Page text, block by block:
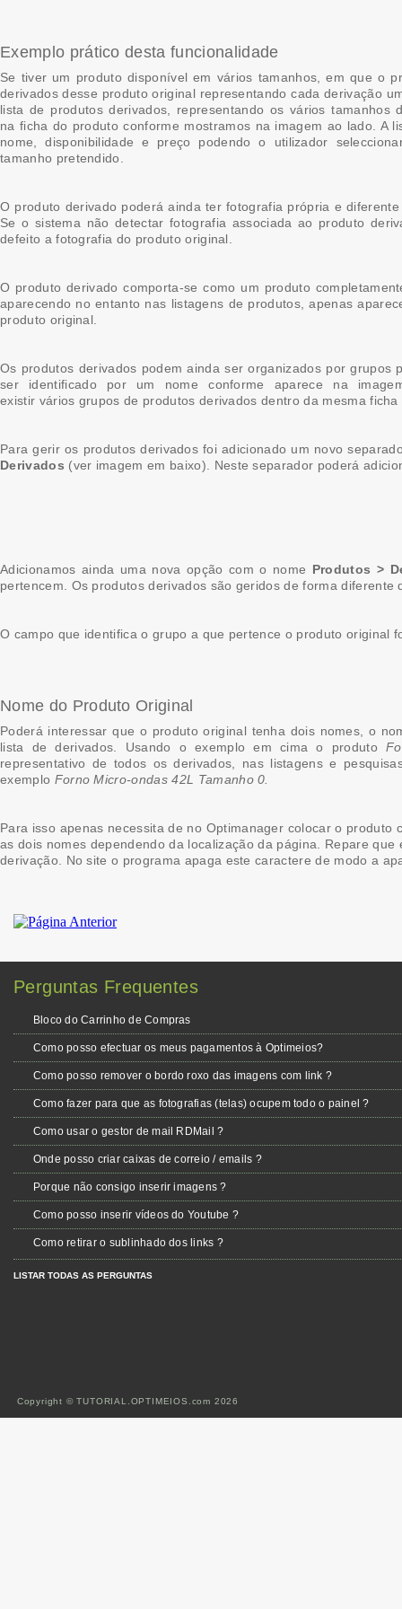
Exemplo prático desta funcionalidade
Se tiver um produto disponível em vários tamanhos, em que o
derivados desse produto original representando cada derivação
lista de produtos derivados, representando os vários tamanhos
na ficha do produto conforme mostramos na imagem ao lado. A
nome, disponibilidade e preço podendo o utilizador
tamanho pretendido.
O produto derivado poderá ainda ter fotografia própria e
Se o sistema não detectar fotografia associada ao produto
defeito a fotografia do produto original.
O produto derivado comporta-se como um produto
aparecendo no entanto nas listagens de produtos, apenas
produto original.
Os produtos derivados podem ainda ser organizados por grupos
ser identificado por um nome conforme aparece na
existir vários grupos de produtos derivados dentro da mesma
Para gerir os produtos derivados foi adicionado um novo
Derivados (ver imagem em baixo). Neste separador poderá
Adicionamos ainda uma nova opção com o nome Produtos >
pertencem. Os produtos derivados são geridos de forma
O campo que identifica o grupo a que pertence o produto original
Nome do Produto Original
Poderá interessar que o produto original tenha dois nomes, o
lista de derivados. Usando o exemplo em cima o produto
representativo de todos os derivados, nas listagens e
exemplo Forno Micro-ondas 42L Tamanho 0.
Para isso apenas necessita de no Optimanager colocar o produto
as dois nomes dependendo da localização da página. Repare
derivação. No site o programa apaga este caractere de modo a
Perguntas Frequentes
Bloco do Carrinho de Compras
Como posso efectuar os meus pagamentos à Optimeios?
Como posso remover o bordo roxo das imagens com link ?
Como fazer para que as fotografias (telas) ocupem todo o painel ?
Como usar o gestor de mail RDMail ?
Onde posso criar caixas de correio / emails ?
Porque não consigo inserir imagens ?
Como posso inserir vídeos do Youtube ?
Como retirar o sublinhado dos links ?
LISTAR TODAS AS PERGUNTAS
Copyright © TUTORIAL.OPTIMEIOS.com 2026